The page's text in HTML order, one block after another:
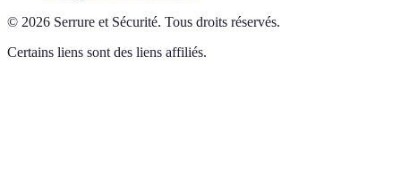
© 2026 Serrure et Sécurité. Tous droits réservés.
Certains liens sont des liens affiliés.